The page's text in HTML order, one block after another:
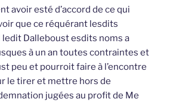
avoir esté d’accord de ce qui
que ce réquérant lesdits
ledit Dalleboust esdits noms a
à un an toutes contraintes et
peu et pourroit faire à l’encontre
le tirer et mettre hors de
jugées au profit de Me